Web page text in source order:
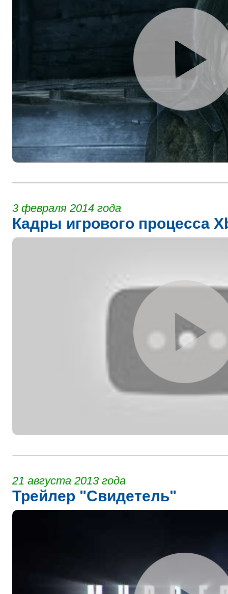
3 февраля 2014 года
Кадры игрового процесса
21 августа 2013 года
Трейлер "Свидетель"